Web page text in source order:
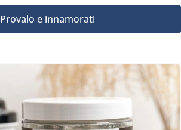
Provalo e innamorati